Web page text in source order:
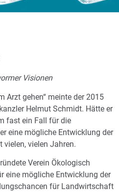
Visionen
Arzt gehen“ meinte der 2015
Helmut Schmidt. Hätte er
fast ein Fall für die
eine mögliche Entwicklung der
vielen, vielen Jahren.
Verein Ökologisch
eine mögliche Entwicklung der
für Landwirtschaft